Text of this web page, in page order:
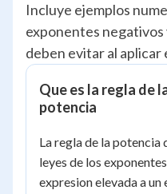
Incluye ejemplos
exponentes negativos
deben evitar al aplicar
Que es la regla de
potencia
La regla de la potencia
leyes de los
expresion elevada a un